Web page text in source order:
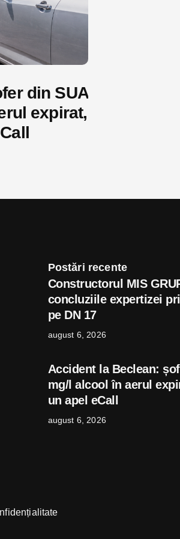
din SUA
expirat,
Postări recente
Constructorul MIS
concluziile expertizei
pe DN 17
august 6, 2026
Accident la Beclean:
mg/l alcool în aerul
un apel eCall
august 6, 2026